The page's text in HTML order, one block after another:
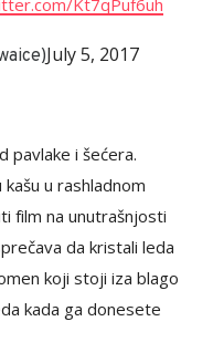
Kt7qPuf6uh
July 5, 2017
pavlake i šećera.
u rashladnom
film na unutrašnjosti
da kristali leda
koji stoji iza blago
kada ga donesete